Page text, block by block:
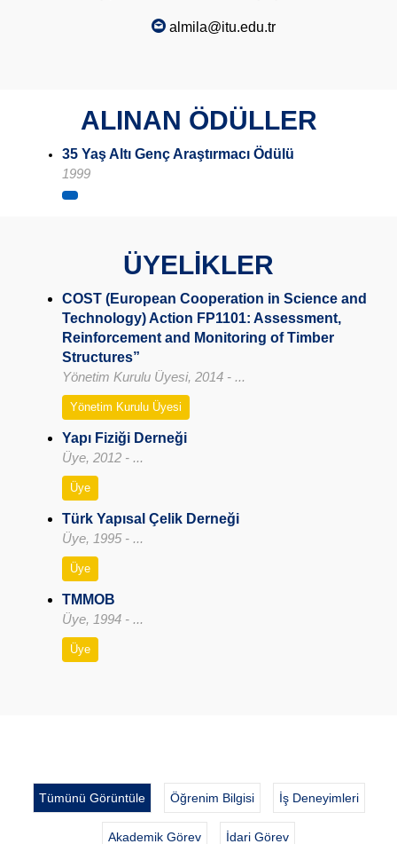
almila@itu.edu.tr
ALINAN ÖDÜLLER
35 Yaş Altı Genç Araştırmacı Ödülü
1999
ÜYELİKLER
COST (European Cooperation in Science and
Technology) Action FP1101: Assessment,
Reinforcement and Monitoring of Timber
Structures”
Yönetim Kurulu Üyesi, 2014 - ...
Yönetim Kurulu Üyesi
Yapı Fiziği Derneği
Üye, 2012 - ...
Üye
Türk Yapısal Çelik Derneği
Üye, 1995 - ...
Üye
TMMOB
Üye, 1994 - ...
Üye
Tümünü Görüntüle Öğrenim Bilgisi İş Deneyimleri
Akademik Görev İdari Görev